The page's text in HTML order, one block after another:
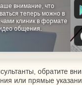
внимание, что
теперь можно в
клиник в формате
общения.
обратите
или прямые